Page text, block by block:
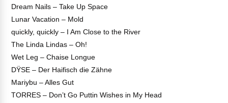
Dream Nails – Take Up Space
Lunar Vacation – Mold
quickly, quickly – I Am Close to the River
The Linda Lindas – Oh!
Wet Leg – Chaise Longue
DŸSE – Der Haifisch die Zähne
Mariybu – Alles Gut
TORRES – Don’t Go Puttin Wishes in My Head